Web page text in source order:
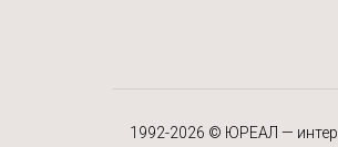
1992-2026 © ЮРЕАЛ —